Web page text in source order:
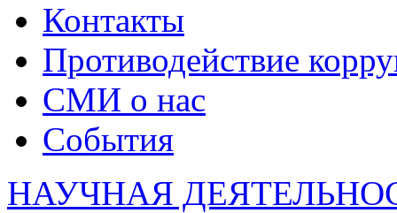
Контакты
Противодействие
СМИ о нас
События
НАУЧНАЯ